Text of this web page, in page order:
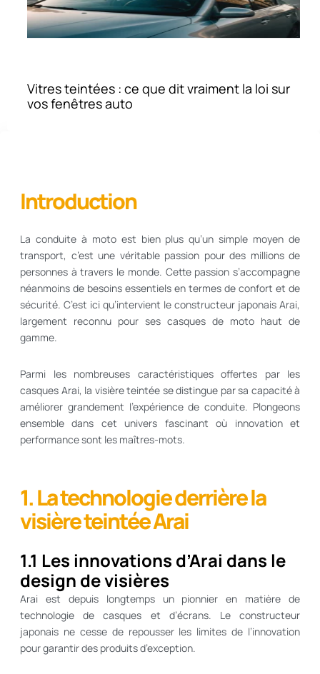
Introduction
La conduite à moto est bien plus qu’un simple moyen de
transport, c’est une véritable passion pour des millions de
personnes à travers le monde. Cette passion s’accompagne
néanmoins de besoins essentiels en termes de confort et de
sécurité. C’est ici qu’intervient le constructeur japonais Arai,
largement reconnu pour ses casques de moto haut de
gamme.
Parmi les nombreuses caractéristiques offertes par les
casques Arai, la visière teintée se distingue par sa capacité à
améliorer grandement l’expérience de conduite. Plongeons
ensemble dans cet univers fascinant où innovation et
performance sont les maîtres-mots.
1. La technologie derrière la
visière teintée Arai
1.1 Les innovations d’Arai dans le
design de visières
Arai est depuis longtemps un pionnier en matière de
technologie de casques et d’écrans. Le constructeur
japonais ne cesse de repousser les limites de l’innovation
pour garantir des produits d’exception.
Vitres teintées : ce que dit vraiment la loi sur
vos fenêtres auto